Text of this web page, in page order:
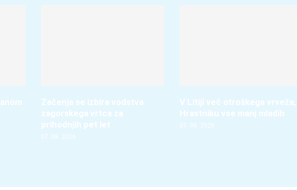
Začenja se izbira vodstva
zagorskega vrtca za
prihodnjih pet let
07. 08. 2026
V Litiji več otroškega vrveža,
Hrastniku vse manj mladih
07. 08. 2026